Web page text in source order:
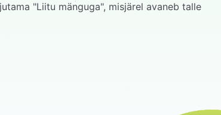
"Liitu mänguga", misjärel avaneb talle